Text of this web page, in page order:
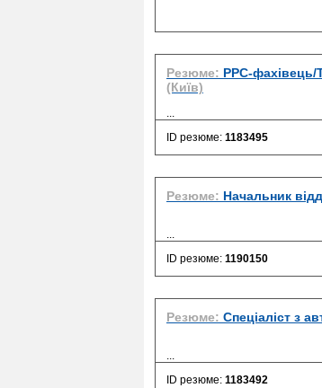
Резюме: PPC-
(Київ)
...
ID резюме: 1183495
Резюме: Начальник
...
ID резюме: 1190150
Резюме: Спеціаліст з
...
ID резюме: 1183492